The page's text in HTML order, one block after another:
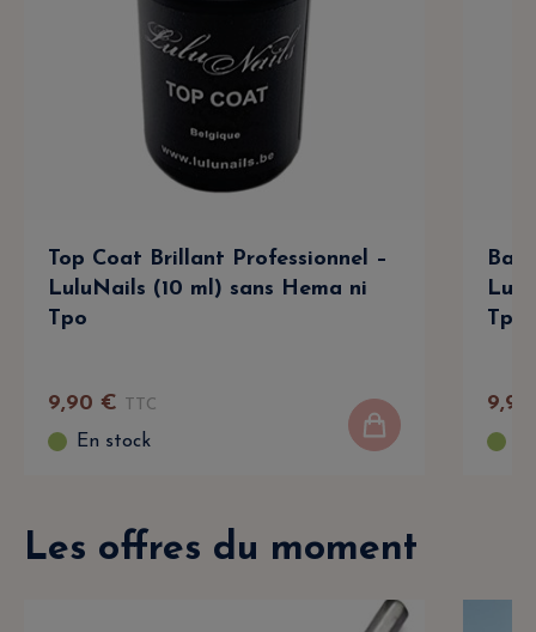
Top Coat Brillant Professionnel –
LuluNails (10 ml) sans Hema ni
Tpo
9,90 € TTC
En stock
Tpo
9,90
Les offres du moment